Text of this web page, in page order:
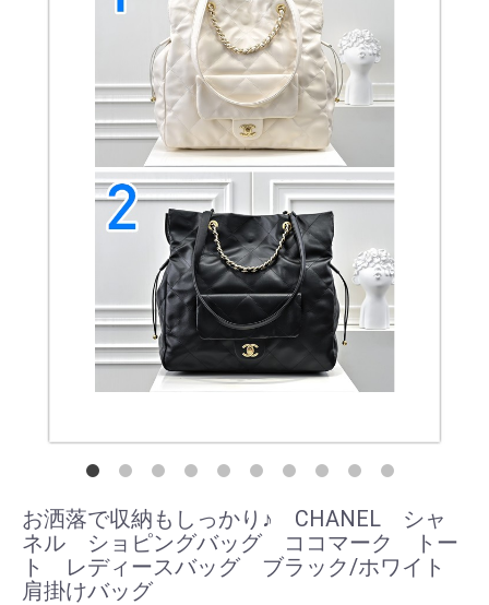
お洒落で収納もしっかり♪ CHANEL シャ
ネル ショピングバッグ ココマーク トー
ト レディースバッグ ブラック/ホワイト
肩掛けバッグ